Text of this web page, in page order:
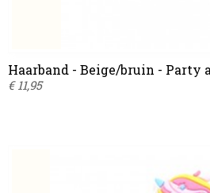
Haarband - Beige/bruin -
€ 11,95